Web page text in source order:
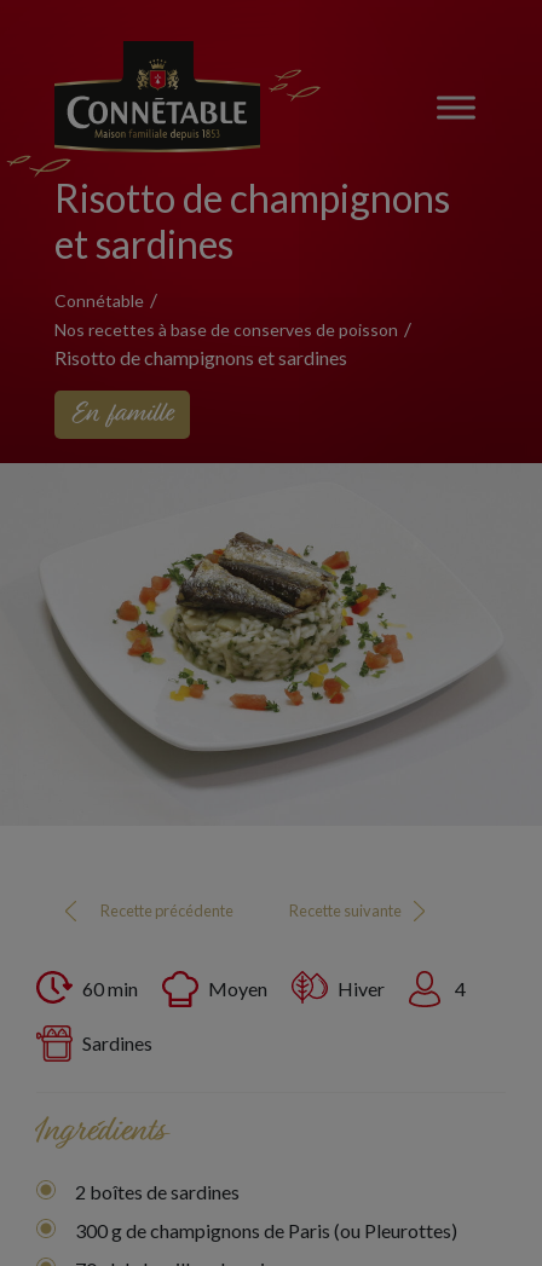
Risotto de champignons
et sardines
Connétable
Nos recettes à base de conserves de poisson
Risotto de champignons et sardines
En famille
Recette précédente Recette suivante
60 min Moyen Hiver 4
Sardines
Ingrédients
2 boîtes de sardines
300 g de champignons de Paris (ou Pleurottes)